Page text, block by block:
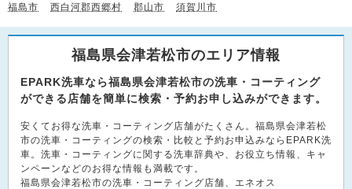
福島市
西白河郡西郷村 郡山市 須賀川市
福島県会津若松市のエリア情報
EPARK洗車なら福島県会津若松市の洗車・コーティング
ができる店舗を簡単に検索・予約お申し込みができます。
安くてお得な洗車・コーティング店舗がたくさん。福島県会津若松
市の洗車・コーティングの検索・比較と予約お申込みならEPARK洗
車。洗車・コーティングに関する洗車辞典や、お役立ち情報、キャ
ンペーンなどのお得な情報も満載です。
福島県会津若松市の洗車・コーティング店舗、エネオス